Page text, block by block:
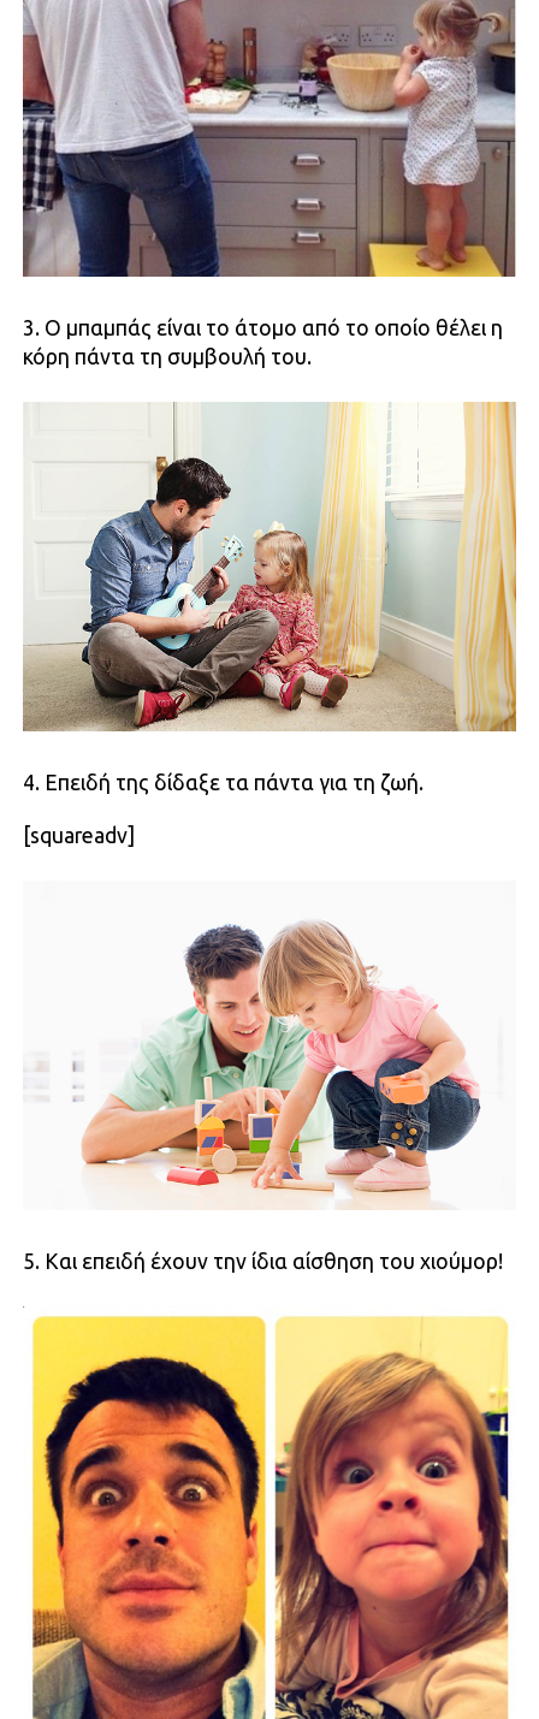
3. Ο μπαμπάς είναι το άτομο από το οποίο θέλει η
κόρη πάντα τη συμβουλή του.
4. Επειδή της δίδαξε τα πάντα για τη ζωή.
[squareadv]
5. Και επειδή έχουν την ίδια αίσθηση του χιούμορ!